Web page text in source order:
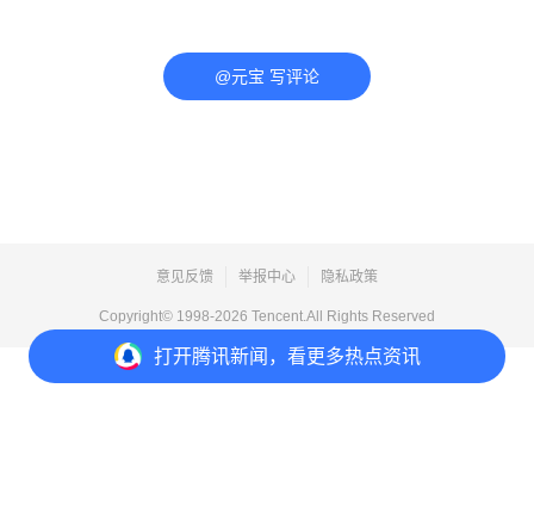
打开腾讯新闻，看更多热点资讯
@元宝 写评论
意见反馈 举报中心 隐私政策
Copyright© 1998-2026 Tencent.All Rights Reserved